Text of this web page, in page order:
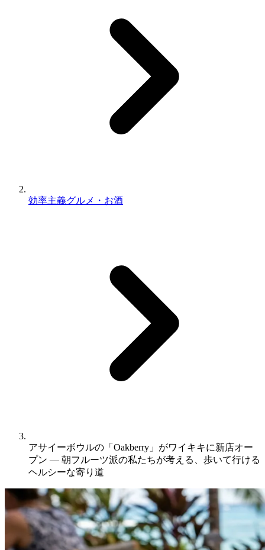
効率主義グルメ・お酒
アサイーボウルの「Oakberry」がワイキキに新店オー
プン ― 朝フルーツ派の私たちが考える、歩いて行ける
ヘルシーな寄り道